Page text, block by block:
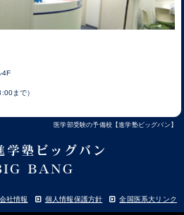
4F
まで）
医学部受験の予備校【進学塾ビッグバン】
会社情報 個人情報保護方針 全国医系大リンク